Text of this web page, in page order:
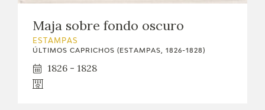
Maja sobre fondo oscuro
ESTAMPAS
ÚLTIMOS CAPRICHOS (ESTAMPAS, 1826-1828)
1826 - 1828